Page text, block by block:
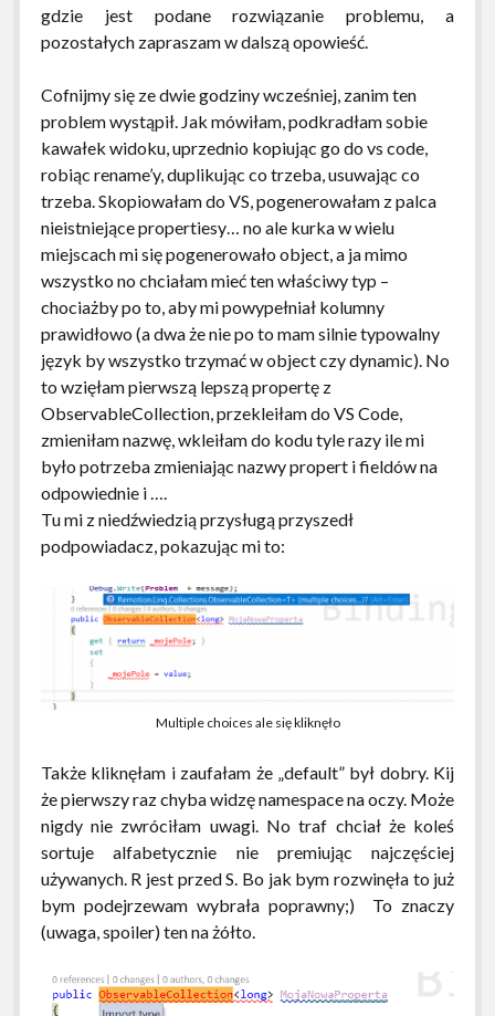
gdzie jest podane rozwiązanie problemu, a
pozostałych zapraszam w dalszą opowieść.
Cofnijmy się ze dwie godziny wcześniej, zanim ten
problem wystąpił. Jak mówiłam, podkradłam sobie
kawałek widoku, uprzednio kopiując go do vs code,
robiąc rename’y, duplikując co trzeba, usuwając co
trzeba. Skopiowałam do VS, pogenerowałam z palca
nieistniejące propertiesy… no ale kurka w wielu
miejscach mi się pogenerowało object, a ja mimo
wszystko no chciałam mieć ten właściwy typ –
chociażby po to, aby mi powypełniał kolumny
prawidłowo (a dwa że nie po to mam silnie typowalny
język by wszystko trzymać w object czy dynamic). No
to wzięłam pierwszą lepszą propertę z
ObservableCollection, przekleiłam do VS Code,
zmieniłam nazwę, wkleiłam do kodu tyle razy ile mi
było potrzeba zmieniając nazwy propert i fieldów na
odpowiednie i ….
Tu mi z niedźwiedzią przysługą przyszedł
podpowiadacz, pokazując mi to:
Multiple choices ale się kliknęło
Także kliknęłam i zaufałam że „default” był dobry. Kij
że pierwszy raz chyba widzę namespace na oczy. Może
nigdy nie zwróciłam uwagi. No traf chciał że koleś
sortuje alfabetycznie nie premiując najczęściej
używanych. R jest przed S. Bo jak bym rozwinęła to już
bym podejrzewam wybrała poprawny;) To znaczy
(uwaga, spoiler) ten na żółto.